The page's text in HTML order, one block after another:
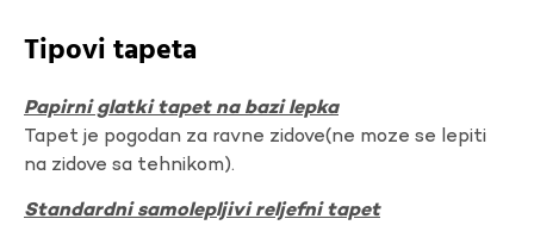
Tipovi tapeta
Papirni glatki tapet na bazi lepka
Tapet je pogodan za ravne zidove(ne moze se lepiti
na zidove sa tehnikom).
Standardni samolepljivi reljefni tapet